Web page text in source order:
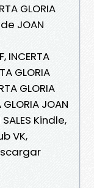
GLORIA
JOAN
INCERTA
GLORIA
GLORIA
JOAN
SALES Kindle,
VK,